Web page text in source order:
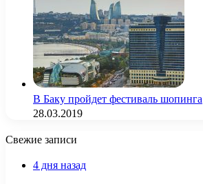
В Баку пройдет фестиваль шопинга
28.03.2019
Свежие записи
4 дня назад